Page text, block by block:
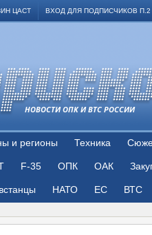
ЦАСТ ВХОД ДЛЯ ПОДПИСЧИКОВ П.2
НОВОСТИ ОПК И ВТС РОССИИ
и регионы Техника
F-35 ОПК ОАК
НАТО ЕС ВТС